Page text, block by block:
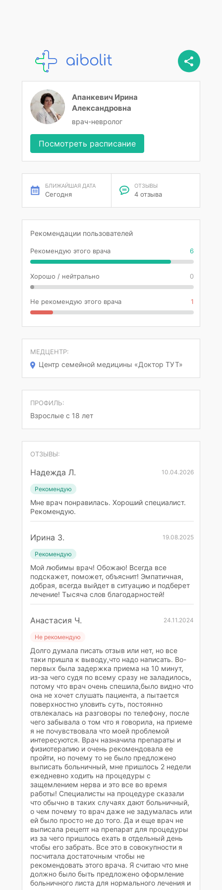
Апанкевич Ирина
Александровна
врач-невролог
Посмотреть расписание
БЛИЖАЙШАЯ ДАТА
Сегодня
ОТЗЫВЫ
4 отзыва
Рекомендации пользователей
Рекомендую этого врача 6
Хорошо / нейтрально 0
Не рекомендую этого врача 1
МЕДЦЕНТР:
Центр семейной медицины «Доктор ТУТ»
ПРОФИЛЬ:
Взрослые с 18 лет
ОТЗЫВЫ:
Надежда Л. 10.04.2026
Рекомендую
Мне врач понравилась. Хороший специалист.
Рекомендую.
Ирина З. 19.08.2025
Рекомендую
Мой любимы врач! Обожаю! Всегда все
подскажет, поможет, объяснит! Эмпатичная,
добрая, всегда выйдет в ситуацию и подберет
лечение! Тысяча слов благодарностей!
Анастасия Ч. 24.11.2024
Не рекомендую
Долго думала писать отзыв или нет, но все
таки пришла к выводу,что надо написать. Во-
первых была задержка приема на 10 минут,
из-за чего судя по всему сразу не заладилось,
потому что врач очень спешила,было видно что
она не хочет слушать пациента, а пытается
поверхностно уловить суть, постоянно
отвлекалась на разговоры по телефону, после
чего забывала о том что я говорила, на приеме
я не почувствовала что моей проблемой
интересуются. Врач назначила препараты и
физиотерапию и очень рекомендовала ее
пройти, но почему то не было предложено
выписать больничный, мне пришлось 2 недели
ежедневно ходить на процедуры с
защемлением нерва и это все во время
работы! Специалисты на процедуре сказали
что обычно в таких случаях дают больничный,
о чем почему то врач даже не задумалась или
ей было просто не до того. Да и еще врач не
выписала рецепт на препарат для процедуры
из за чего пришлось ехать в отдельный день
чтобы его забрать. Все это в совокупности я
посчитала достаточным чтобы не
рекомендовать этого врача. Я считаю что мне
должно было быть предложено оформление
больничного листа для нормального лечения и